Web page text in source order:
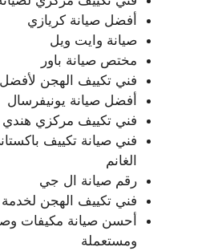
أفضل صيانة كريازي
صيانة وايت ويل
مختص صيانة باور
فني تكييف الهجن لأفضل
أفضل صيانة يونيفرسال
فني تكييف مركزي هندي
فني صيانة تكييف
الغانم
رقم صيانة ال جي
فني تكييف الهجن
أحسن صيانة مكيفات
ومستعملة